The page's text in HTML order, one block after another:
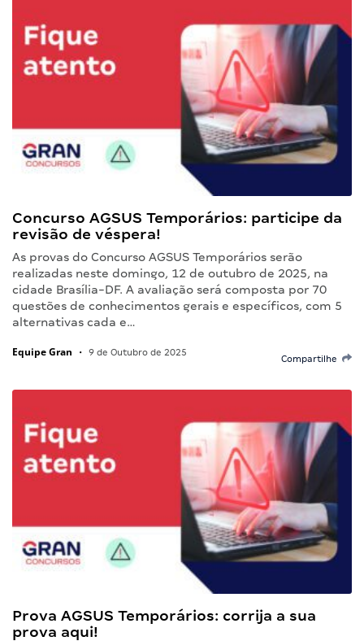
Concurso AGSUS Temporários: participe da
revisão de véspera!
As provas do Concurso AGSUS Temporários serão
realizadas neste domingo, 12 de outubro de 2025, na
cidade Brasília-DF. A avaliação será composta por 70
questões de conhecimentos gerais e específicos, com 5
alternativas cada e…
Equipe Gran • 9 de Outubro de 2025
Compartilhe
Prova AGSUS Temporários: corrija a sua
prova aqui!